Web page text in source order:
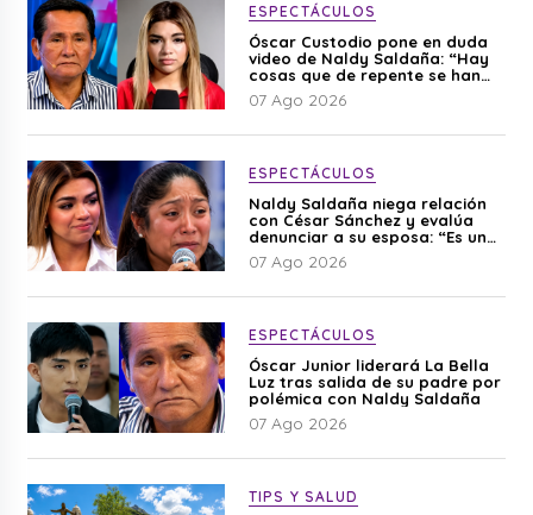
ESPECTÁCULOS
Óscar Custodio pone en duda
video de Naldy Saldaña: “Hay
cosas que de repente se han
editado”
07 Ago 2026
ESPECTÁCULOS
Naldy Saldaña niega relación
con César Sánchez y evalúa
denunciar a su esposa: “Es una
difamación”
07 Ago 2026
ESPECTÁCULOS
Óscar Junior liderará La Bella
Luz tras salida de su padre por
polémica con Naldy Saldaña
07 Ago 2026
TIPS Y SALUD